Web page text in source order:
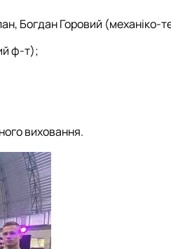
Богдан Горовий (механіко-
ф-т);
виховання.